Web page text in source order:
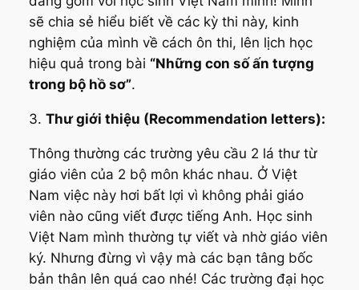
sẽ chia sẻ hiểu biết về các kỳ thi này, kinh
nghiệm của mình về cách ôn thi, lên lịch học
hiệu quả trong bài “Những con số ấn tượng
trong bộ hồ sơ”.
3. Thư giới thiệu (Recommendation letters):
Thông thường các trường yêu cầu 2 lá thư từ
giáo viên của 2 bộ môn khác nhau. Ở Việt
Nam việc này hơi bất lợi vì không phải giáo
viên nào cũng viết được tiếng Anh. Học sinh
Việt Nam mình thường tự viết và nhờ giáo viên
ký. Nhưng đừng vì vậy mà các bạn tâng bốc
bản thân lên quá cao nhé! Các trường đại học